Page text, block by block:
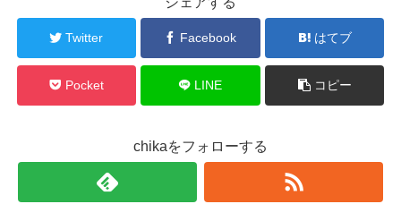
Twitter Facebook はてブ
Pocket LINE コピー
chikaをフォローする